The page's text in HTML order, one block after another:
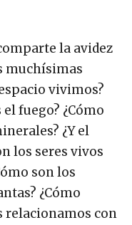
la avidez
muchísimas
vivimos?
el fuego? ¿Cómo
¿Y el
los seres vivos
son los
¿Cómo
relacionamos con